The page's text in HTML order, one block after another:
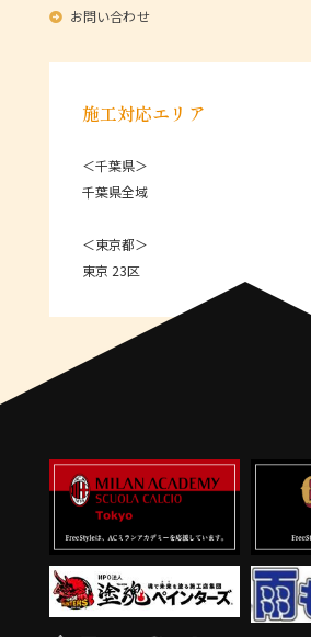
お問い合わせ
施工対応エリア
＜千葉県＞
千葉県全域
＜東京都＞
東京 23区